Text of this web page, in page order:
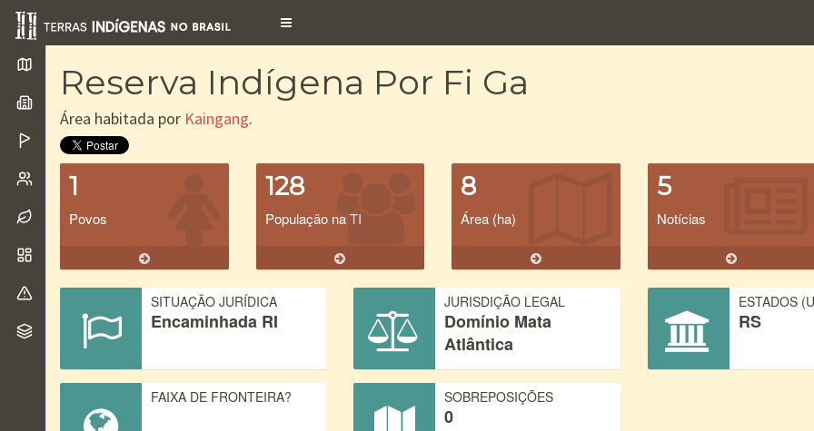
Toggle
Reserva Indígena Por Fi Ga
Área habitada por Kaingang.
1
Povos
128
População na TI
8
Área (ha)
5
Notícias
SITUAÇÃO JURÍDICA
Encaminhada RI
JURISDIÇÃO LEGAL
Domínio Mata
Atlântica
ESTADOS
RS
FAIXA DE FRONTEIRA? SOBREPOSIÇÕES
0